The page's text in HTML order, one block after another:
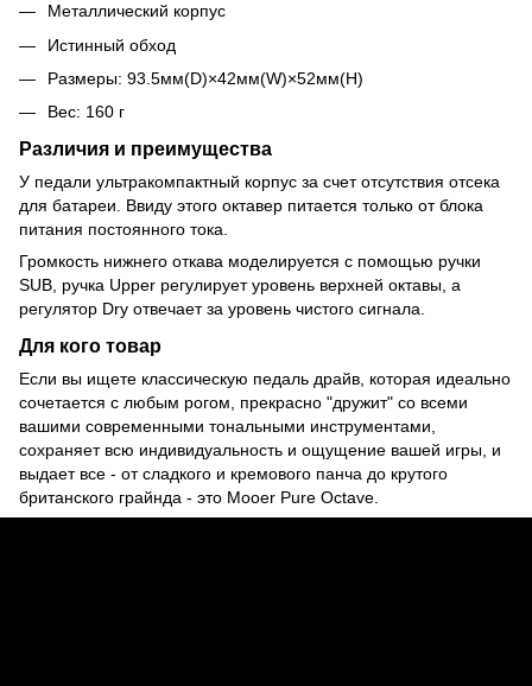
Металлический корпус
Истинный обход
Размеры: 93.5мм(D)×42мм(W)×52мм(H)
Вес: 160 г
Различия и преимущества
У педали ультракомпактный корпус за счет отсутствия отсека
для батареи. Ввиду этого октавер питается только от блока
питания постоянного тока.
Громкость нижнего откава моделируется с помощью ручки
SUB, ручка Upper регулирует уровень верхней октавы, а
регулятор Dry отвечает за уровень чистого сигнала.
Для кого товар
Если вы ищете классическую педаль драйв, которая идеально
сочетается с любым рогом, прекрасно "дружит" со всеми
вашими современными тональными инструментами,
сохраняет всю индивидуальность и ощущение вашей игры, и
выдает все - от сладкого и кремового панча до крутого
британского грайнда - это Mooer Pure Octave.